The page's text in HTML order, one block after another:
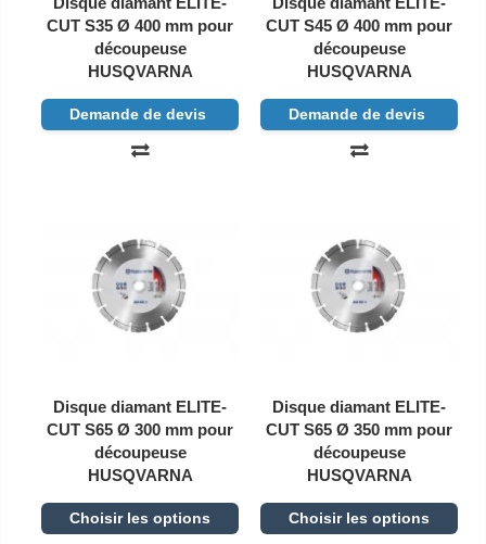
CUT S35 Ø 400 mm pour
découpeuse
HUSQVARNA
Demande de devis
CUT S45 Ø 400 mm pour
découpeuse
HUSQVARNA
Demande de devis
Disque diamant ELITE-
CUT S65 Ø 300 mm pour
découpeuse
HUSQVARNA
Choisir les options
Disque diamant ELITE-
CUT S65 Ø 350 mm pour
découpeuse
HUSQVARNA
Choisir les options